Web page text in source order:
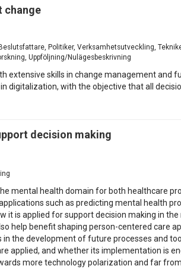
change
Politiker, Verksamhetsutveckling,
Uppföljning/Nulägesbeskrivning
skills in change management and
digitalization, with the objective that all
decision making
mental health domain for both healthcare
such as predicting mental health
it is applied for support decision making in
help benefit shaping person-centered care
the development of future processes and
applied, and whether its implementation is
more technology polarization and far